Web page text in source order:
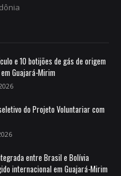
e 10 botijões de gás de origem
Guajará-Mirim
do Projeto Voluntariar com
entre Brasil e Bolívia
internacional em Guajará-Mirim